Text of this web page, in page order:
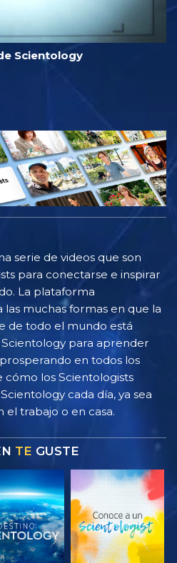
Scientology
serie de videos que son
para conectarse e inspirar
La plataforma
muchas formas en que la
de todo el mundo está
para aprender
en todos los
cómo los Scientologists
cada día, ya sea
el trabajo o en casa.
TE GUSTE